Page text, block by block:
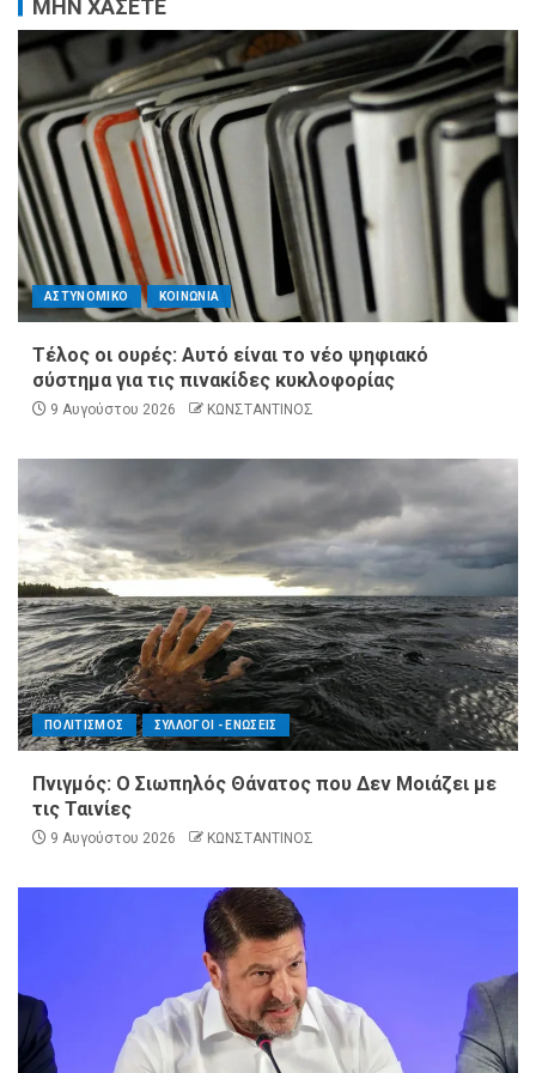
ΜΗΝ ΧΑΣΕΤΕ
ΑΣΤΥΝΟΜΙΚΟ ΚΟΙΝΩΝΙΑ
Τέλος οι ουρές: Αυτό είναι το νέο ψηφιακό
σύστημα για τις πινακίδες κυκλοφορίας
9 Αυγούστου 2026 ΚΩΝΣΤΑΝΤΙΝΟΣ
ΠΟΛΙΤΙΣΜΟΣ ΣΥΛΛΟΓΟΙ - ΕΝΩΣΕΙΣ
Πνιγμός: Ο Σιωπηλός Θάνατος που Δεν Μοιάζει με
τις Ταινίες
9 Αυγούστου 2026 ΚΩΝΣΤΑΝΤΙΝΟΣ